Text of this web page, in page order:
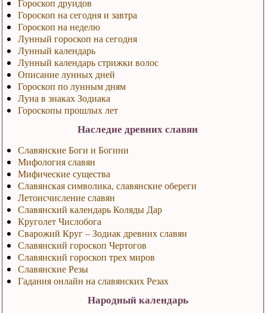
Гороскоп на сегодня и завтра
Гороскоп на неделю
Лунный гороскоп на сегодня
Лунный календарь
Лунный календарь стрижки волос
Описание лунных дней
Гороскоп по лунным дням
Луна в знаках Зодиака
Гороскопы прошлых лет
Наследие древних славян
Славянские Боги и Богини
Мифология славян
Мифические существа
Славянская символика, славянские обереги
Летоисчисление славян
Славянский календарь Коляды Дар
Круголет Числобога
Сварожий Круг – Зодиак древних славян
Славянский гороскоп Чертогов
Славянский гороскоп трех миров
Славянские Резы
Гадания онлайн на славянских Резах
Народный календарь